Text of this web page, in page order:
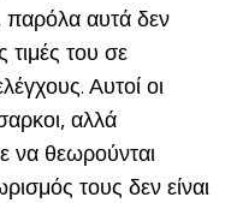
παρόλα αυτά δεν
τιμές του σε
Αυτοί οι
αλλά
να θεωρούνται
τους δεν είναι